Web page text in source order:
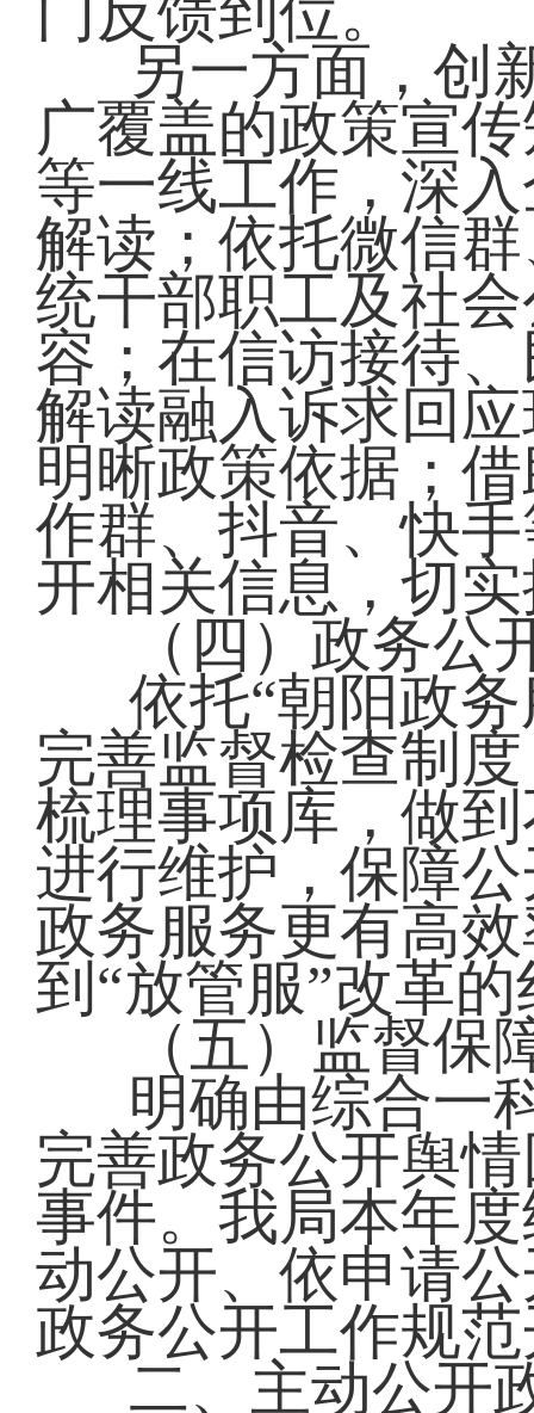
门反馈到位。
另一方面，创
广覆盖的政策宣
等一线工作，深
解读；依托微信
统干部职工及社
容；在信访接待
解读融入诉求回
明晰政策依据；
作群、抖音、快
开相关信息，切
（四）政务公
依托“朝阳政
完善监督检查制
梳理事项库，做
进行维护，保障
政务服务更有高
到“放管服”改革
（五）监督保
明确由综合一
完善政务公开舆
事件。我局本年
动公开、依申请
政务公开工作规
二、主动公开